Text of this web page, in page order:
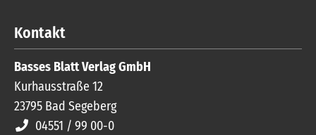
Kontakt
Basses Blatt Verlag GmbH
Kurhausstraße 12
23795 Bad Segeberg
04551 / 99 00-0